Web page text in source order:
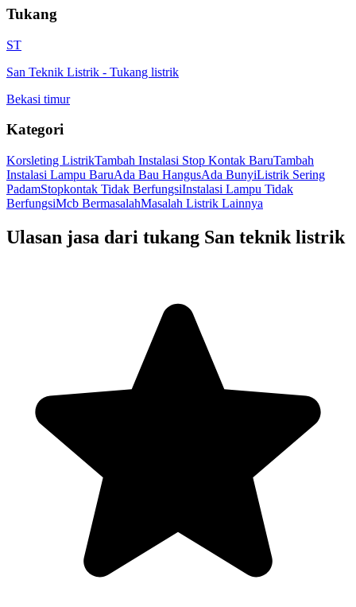
Tukang
ST
San Teknik Listrik - Tukang listrik
Bekasi timur
Kategori
Korsleting ListrikTambah Instalasi Stop Kontak BaruTambah
Instalasi Lampu BaruAda Bau HangusAda BunyiListrik Sering
PadamStopkontak Tidak BerfungsiInstalasi Lampu Tidak
BerfungsiMcb BermasalahMasalah Listrik Lainnya
Ulasan jasa dari tukang San teknik listrik